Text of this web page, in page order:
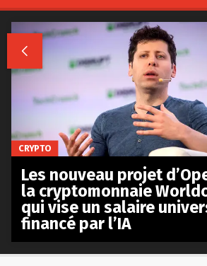

CRYPTO
Les nouveau projet
la cryptomonnaie
qui vise un salaire
financé par l’IA